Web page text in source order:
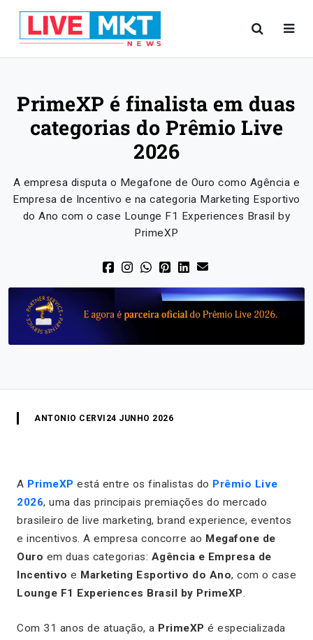
PrimeXP é finalista em duas
categorias do Prêmio Live
2026
A empresa disputa o Megafone de Ouro como Agência e
Empresa de Incentivo e na categoria Marketing Esportivo
do Ano com o case Lounge F1 Experiences Brasil by
PrimeXP
ANTONIO CERVI 24 JUNHO 2026
A PrimeXP está entre os finalistas do Prêmio Live
2026, uma das principais premiações do mercado
brasileiro de live marketing, brand experience, eventos
e incentivos. A empresa concorre ao Megafone de
Ouro em duas categorias: Agência e Empresa de
Incentivo e Marketing Esportivo do Ano, com o case
Lounge F1 Experiences Brasil by PrimeXP.
Com 31 anos de atuação, a PrimeXP é especializada